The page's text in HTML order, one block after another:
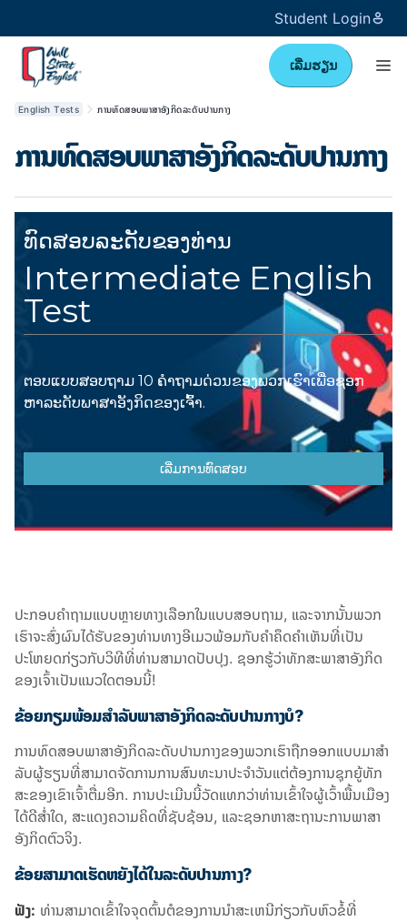
Student Login
ເລີ່ມຮຽນ
English Tests ການທົດສອບພາສາອັງກິດລະດັບປານກາງ
ການທົດສອບພາສາອັງກິດລະດັບປານກາງ
ປະກອບຄໍາຖາມແບບຫຼາຍທາງເລືອກໃນແບບສອບຖາມ, ແລະຈາກນັ້ນພວກ
ເຮົາຈະສົ່ງຜົນໄດ້ຮັບຂອງທ່ານທາງອີເມວພ້ອມກັບຄໍາຄຶດຄໍາເຫັນທີ່ເປັນ
ປະໂຫຍດກ່ຽວກັບວິທີທີ່ທ່ານສາມາດປັບປຸງ. ຊອກຮູ້ວ່າທັກສະພາສາອັງກິດ
ຂອງເຈົ້າເປັນແນວໃດຕອນນີ້!
ຂ້ອຍກຽມພ້ອມສໍາລັບພາສາອັງກິດລະດັບປານກາງບໍ?
ການທົດສອບພາສາອັງກິດລະດັບປານກາງຂອງພວກເຮົາຖືກອອກແບບມາສໍາ
ລັບຜູ້ຮຽນທີ່ສາມາດຈັດການການສົນທະນາປະຈໍາວັນແຕ່ຕ້ອງການຊຸກຍູ້ທັກ
ສະຂອງເຂົາເຈົ້າຕື່ມອີກ. ການປະເມີນນີ້ວັດແທກວ່າທ່ານເຂົ້າໃຈຜູ້ເວົ້າພື້ນເມືອງ
ໄດ້ດີສໍ່າໃດ, ສະແດງຄວາມຄິດທີ່ຊັບຊ້ອນ, ແລະຊອກຫາສະຖານະການພາສາ
ອັງກິດຕົວຈິງ.
ຂ້ອຍສາມາດເຮັດຫຍັງໄດ້ໃນລະດັບປານກາງ?
ຟັງ: ທ່ານສາມາດເຂົ້າໃຈຈຸດຕົ້ນຕໍຂອງການນໍາສະເຫນີກ່ຽວກັບຫົວຂໍ້ທີ່